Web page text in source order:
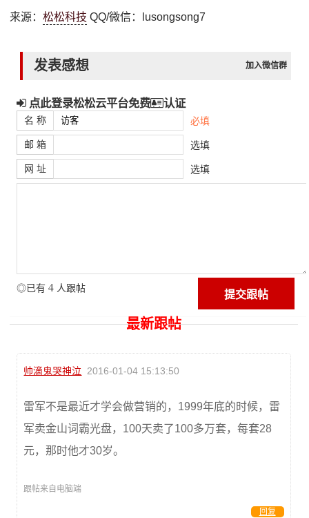
来源：松松科技 QQ/微信：lusongsong7
发表感想 加入微信群
点此登录松松云平台免费 认证
名 称 必填
邮 箱 选填
网 址 选填
◎已有 4 人跟帖
最新跟帖
帅滴鬼哭神泣 2016-01-04 15:13:50
雷军不是最近才学会做营销的，1999年底的时候，雷
军卖金山词霸光盘，100天卖了100多万套，每套28
元，那时他才30岁。
跟帖来自电脑端
回复